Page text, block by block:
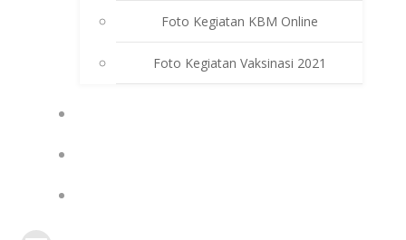
Foto Kegiatan KBM Online
Foto Kegiatan Vaksinasi 2021